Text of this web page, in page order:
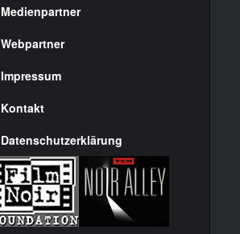
Menülinks
rechte
Seite
Medienpartner
Webpartner
Impressum
Kontakt
Datenschutzerklärung